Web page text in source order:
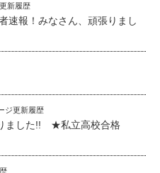
新履歴
報！みなさん、頑張りまし
ジ更新履歴
ました!! ★私立高校合格